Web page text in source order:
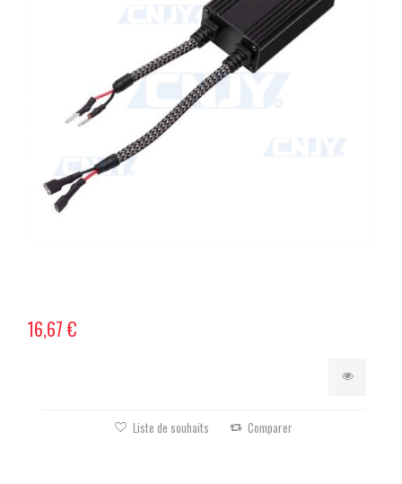
16,67 €
Liste de souhaits Comparer